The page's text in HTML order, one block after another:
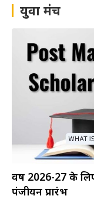
युवा मंच
वर्ष 2026-27 के
पंजीयन प्रारंभ